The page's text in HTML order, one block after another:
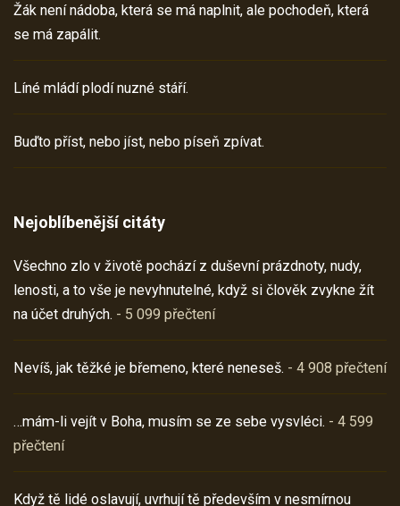
Žák není nádoba, která se má naplnit, ale pochodeň, která
se má zapálit.
Líné mládí plodí nuzné stáří.
Buďto příst, nebo jíst, nebo píseň zpívat.
Nejoblíbenější citáty
Všechno zlo v životě pochází z duševní prázdnoty, nudy,
lenosti, a to vše je nevyhnutelné, když si člověk zvykne žít
na účet druhých. - 5 099 přečtení
Nevíš, jak těžké je břemeno, které neneseš. - 4 908 přečtení
…mám-li vejít v Boha, musím se ze sebe vysvléci. - 4 599
přečtení
Když tě lidé oslavují, uvrhují tě především v nesmírnou